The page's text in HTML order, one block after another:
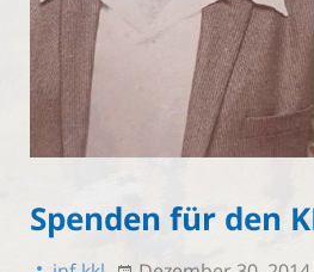
Spenden für den